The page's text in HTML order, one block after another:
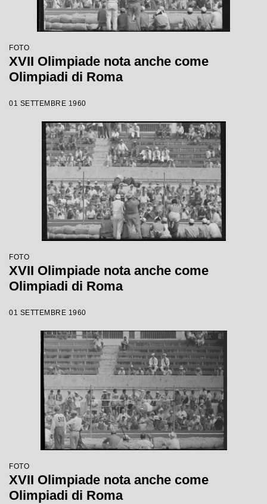
FOTO
XVII Olimpiade nota anche come
Olimpiadi di Roma
01 SETTEMBRE 1960
FOTO
XVII Olimpiade nota anche come
Olimpiadi di Roma
01 SETTEMBRE 1960
FOTO
XVII Olimpiade nota anche come
Olimpiadi di Roma